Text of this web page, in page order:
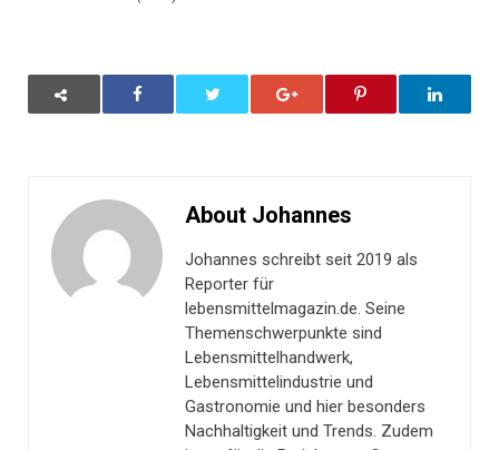
About Johannes
Johannes schreibt seit 2019 als
Reporter für
lebensmittelmagazin.de. Seine
Themenschwerpunkte sind
Lebensmittelhandwerk,
Lebensmittelindustrie und
Gastronomie und hier besonders
Nachhaltigkeit und Trends. Zudem